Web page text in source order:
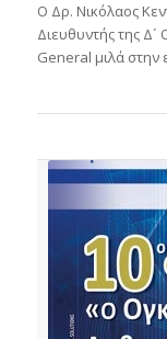
Ο Δρ. Νικόλαος
Διευθυντής της Δ´
General μιλά